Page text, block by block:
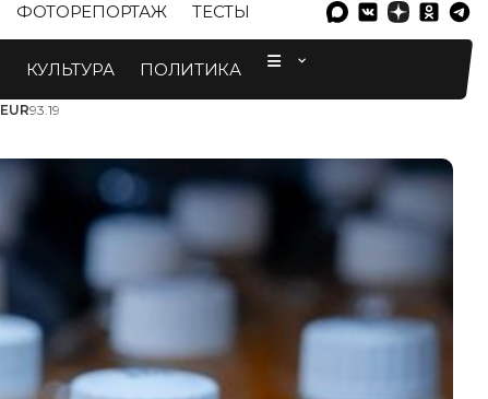
ФОТОРЕПОРТАЖ ТЕСТЫ
КУЛЬТУРА ПОЛИТИКА
EUR93.19